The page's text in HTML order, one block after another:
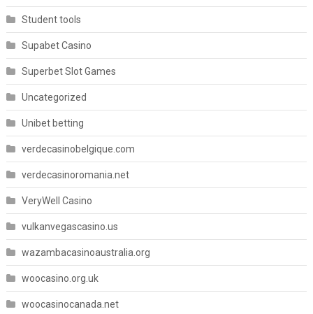
Student tools
Supabet Casino
Superbet Slot Games
Uncategorized
Unibet betting
verdecasinobelgique.com
verdecasinoromania.net
VeryWell Casino
vulkanvegascasino.us
wazambacasinoaustralia.org
woocasino.org.uk
woocasinocanada.net